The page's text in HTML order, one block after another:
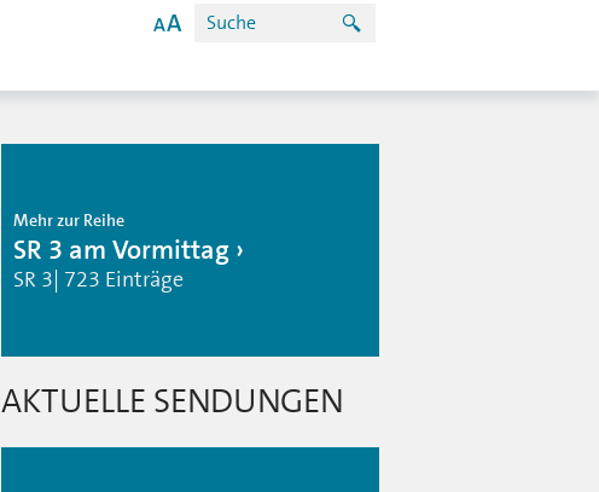
Mehr zur Reihe
SR 3 am Vormittag
SR 3| 723 Einträge
AKTUELLE SENDUNGEN